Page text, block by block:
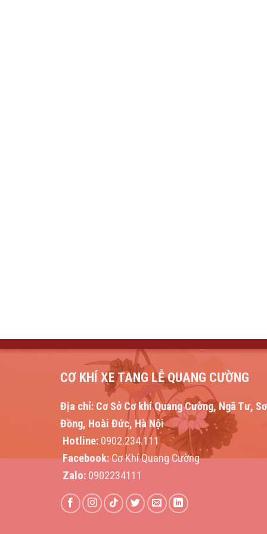
CƠ KHÍ XE TANG LỄ QUANG CƯỜNG
Địa chỉ:Cơ Sở Cơ khí Quang Cường, Ngã Tư,
Đồng, Hoài Đức, Hà Nội
Hotline:0902.234.111
Facebook:Cơ Khí Quang Cường
Zalo:0902234111